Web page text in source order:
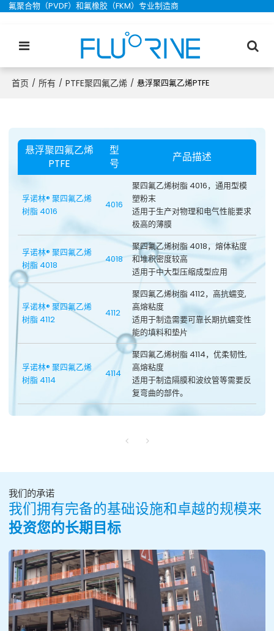
氟聚合物（PVDF）和氟橡胶（FKM）专业制造商
首页 / 所有 / PTFE聚四氟乙烯 / 悬浮聚四氟乙烯PTFE
悬浮聚四氟乙烯
PTFE
型
号
产品描述
孚诺林® 聚四氟乙烯
树脂 4016
4016
聚四氟乙烯树脂 4016，通用型模
塑粉末
适用于生产对物理和电气性能要求
极高的薄膜
孚诺林® 聚四氟乙烯
树脂 4018
4018
聚四氟乙烯树脂 4018，熔体粘度
和堆积密度较高
适用于中大型压缩成型应用
孚诺林® 聚四氟乙烯
树脂 4112
4112
聚四氟乙烯树脂 4112，高抗蠕变,
高熔粘度
适用于制造需要可靠长期抗蠕变性
能的填料和垫片
孚诺林® 聚四氟乙烯
树脂 4114
4114
聚四氟乙烯树脂 4114，优柔韧性,
高熔粘度
适用于制造隔膜和波纹管等需要反
复弯曲的部件。
我们的承诺
我们拥有完备的基础设施和卓越的规模来
投资您的长期目标